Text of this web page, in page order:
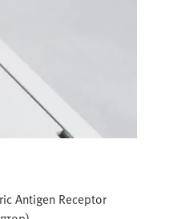
Antigen Receptor